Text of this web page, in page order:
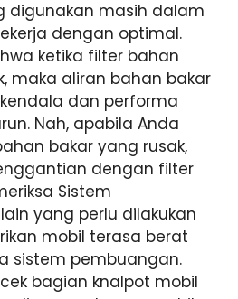
digunakan masih dalam
dengan optimal.
ketika filter bahan
maka aliran bahan bakar
dan performa
Nah, apabila Anda
bakar yang rusak,
dengan filter
Sistem
yang perlu dilakukan
mobil terasa berat
sistem pembuangan.
bagian knalpot mobil